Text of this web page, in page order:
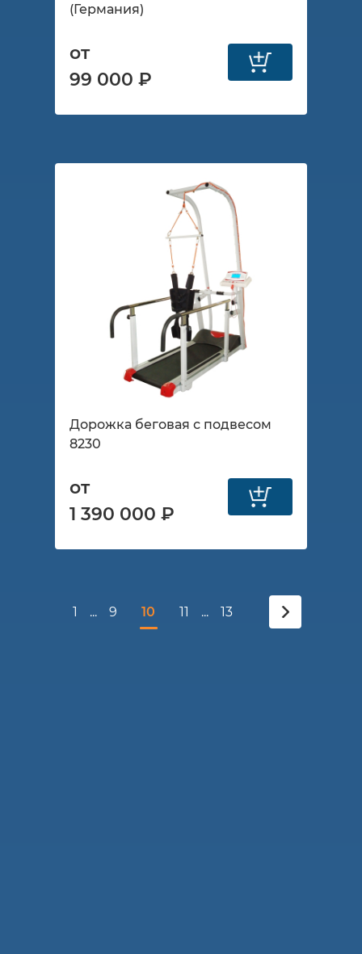
(Германия)
от
99 000 ₽
Дорожка беговая с подвесом
8230
от
1 390 000 ₽
1 ... 9 10 11 ... 13